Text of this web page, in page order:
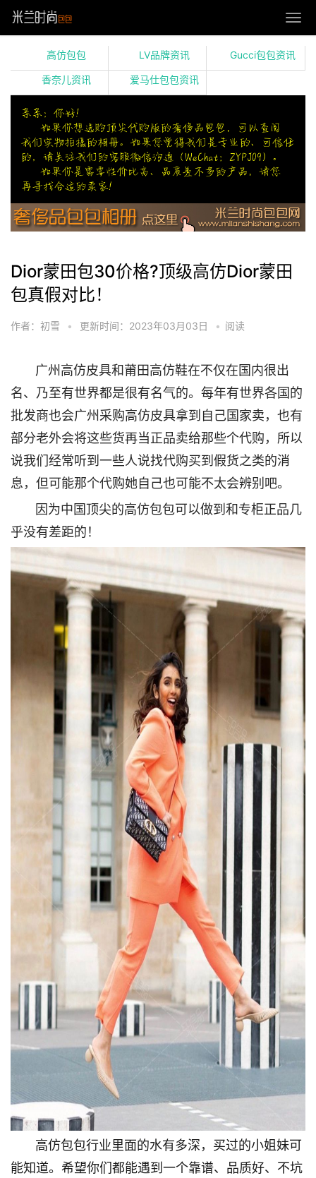
高仿包包 LV品牌资讯 Gucci包包资讯
香奈儿资讯 爱马仕包包资讯
Dior蒙田包30价格?顶级高仿Dior蒙田
包真假对比！
作者：初雪 • 更新时间：2023年03月03日 • 阅读
广州高仿皮具和莆田高仿鞋在不仅在国内很出
名、乃至有世界都是很有名气的。每年有世界各国的
批发商也会广州采购高仿皮具拿到自己国家卖，也有
部分老外会将这些货再当正品卖给那些个代购，所以
说我们经常听到一些人说找代购买到假货之类的消
息，但可能那个代购她自己也可能不太会辨别吧。
因为中国顶尖的高仿包包可以做到和专柜正品几
乎没有差距的！
高仿包包行业里面的水有多深，买过的小姐妹可
能知道。希望你们都能遇到一个靠谱、品质好、不坑